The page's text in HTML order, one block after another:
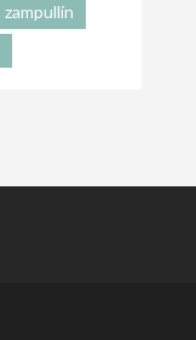
zampullín